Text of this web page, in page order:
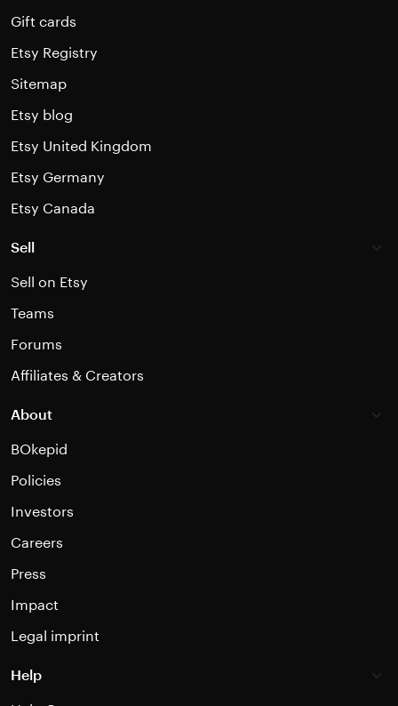
Gift cards
Etsy Registry
Sitemap
Etsy blog
Etsy United Kingdom
Etsy Germany
Etsy Canada
Sell
Sell on Etsy
Teams
Forums
Affiliates & Creators
About
BOkepid
Policies
Investors
Careers
Press
Impact
Legal imprint
Help